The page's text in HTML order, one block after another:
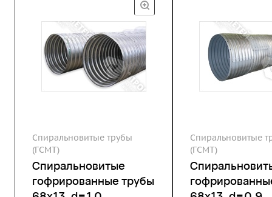
Спиральновитые трубы
(ГСМТ)
Спиральновитые
гофрированные трубы
Спиральновитые
(ГСМТ)